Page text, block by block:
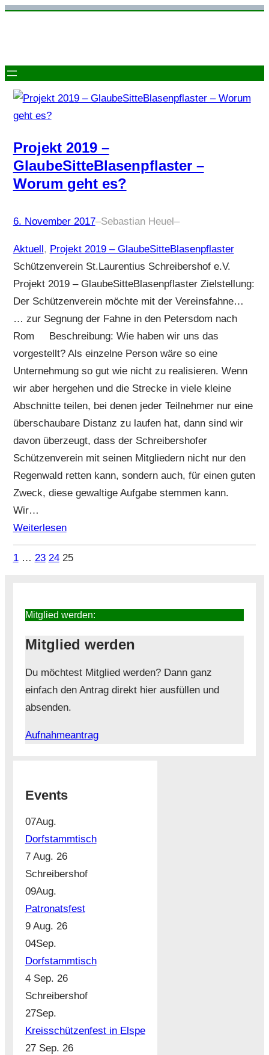
Zum
Projekt 2019 –
GlaubeSitteBlasenpflaster –
Worum geht es?
6. November 2017–Sebastian Heuel–
Aktuell, Projekt 2019 – GlaubeSitteBlasenpflaster
Schützenverein St.Laurentius Schreibershof e.V.
Projekt 2019 – GlaubeSitteBlasenpflaster Zielstellung:
Der Schützenverein möchte mit der Vereinsfahne…
… zur Segnung der Fahne in den Petersdom nach
Rom Beschreibung: Wie haben wir uns das
vorgestellt? Als einzelne Person wäre so eine
Unternehmung so gut wie nicht zu realisieren. Wenn
wir aber hergehen und die Strecke in viele kleine
Abschnitte teilen, bei denen jeder Teilnehmer nur eine
überschaubare Distanz zu laufen hat, dann sind wir
davon überzeugt, dass der Schreibershofer
Schützenverein mit seinen Mitgliedern nicht nur den
Regenwald retten kann, sondern auch, für einen guten
Zweck, diese gewaltige Aufgabe stemmen kann.
Wir…
Weiterlesen
1 … 23 24 25
Mitglied werden:
Mitglied werden
Du möchtest Mitglied werden? Dann ganz
einfach den Antrag direkt hier ausfüllen und
absenden.
Aufnahmeantrag
Events
07Aug.
Dorfstammtisch
7 Aug. 26
Schreibershof
09Aug.
Patronatsfest
9 Aug. 26
04Sep.
Dorfstammtisch
4 Sep. 26
Schreibershof
27Sep.
Kreisschützenfest in Elspe
27 Sep. 26